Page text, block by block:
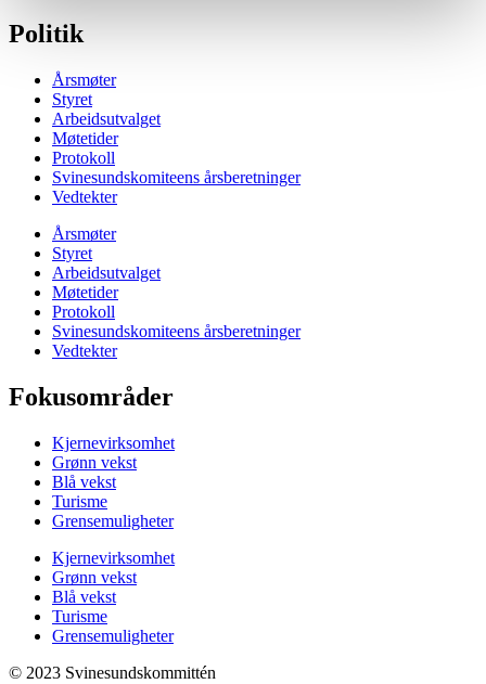
Politik
Årsmøter
Styret
Arbeidsutvalget
Møtetider
Protokoll
Svinesundskomiteens årsberetninger
Vedtekter
Årsmøter
Styret
Arbeidsutvalget
Møtetider
Protokoll
Svinesundskomiteens årsberetninger
Vedtekter
Fokusområder
Kjernevirksomhet
Grønn vekst
Blå vekst
Turisme
Grensemuligheter
Kjernevirksomhet
Grønn vekst
Blå vekst
Turisme
Grensemuligheter
© 2023 Svinesundskommittén